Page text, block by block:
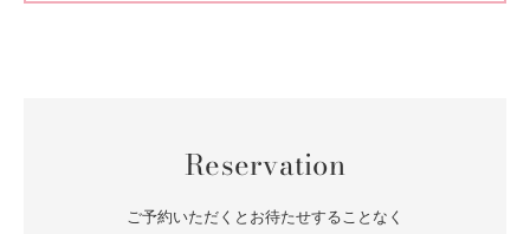
Reservation
ご予約いただくとお待たせすることなく